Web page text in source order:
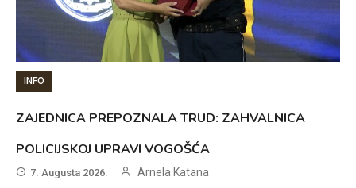
INFO
ZAJEDNICA PREPOZNALA TRUD: ZAHVALNICA
POLICIJSKOJ UPRAVI VOGOŠĆA
7. Augusta 2026. Arnela Katana